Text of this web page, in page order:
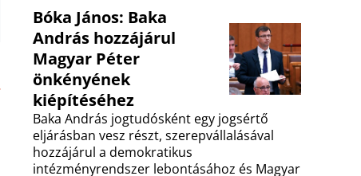
Bóka János: Baka
András hozzájárul
Magyar Péter
önkényének
kiépítéséhez
Baka András jogtudósként egy jogsértő
eljárásban vesz részt, szerepvállalásával
hozzájárul a demokratikus
intézményrendszer lebontásához és Magyar